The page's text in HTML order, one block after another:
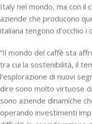
Italy nel mondo, ma con il
aziende che producono
italiana tengono d’occhio i
“Il mondo del caffè sta
tra cui la sostenibilità, il
l’esplorazione di nuovi
dire sono molto virtuose
sono aziende dinamiche
operando investimenti